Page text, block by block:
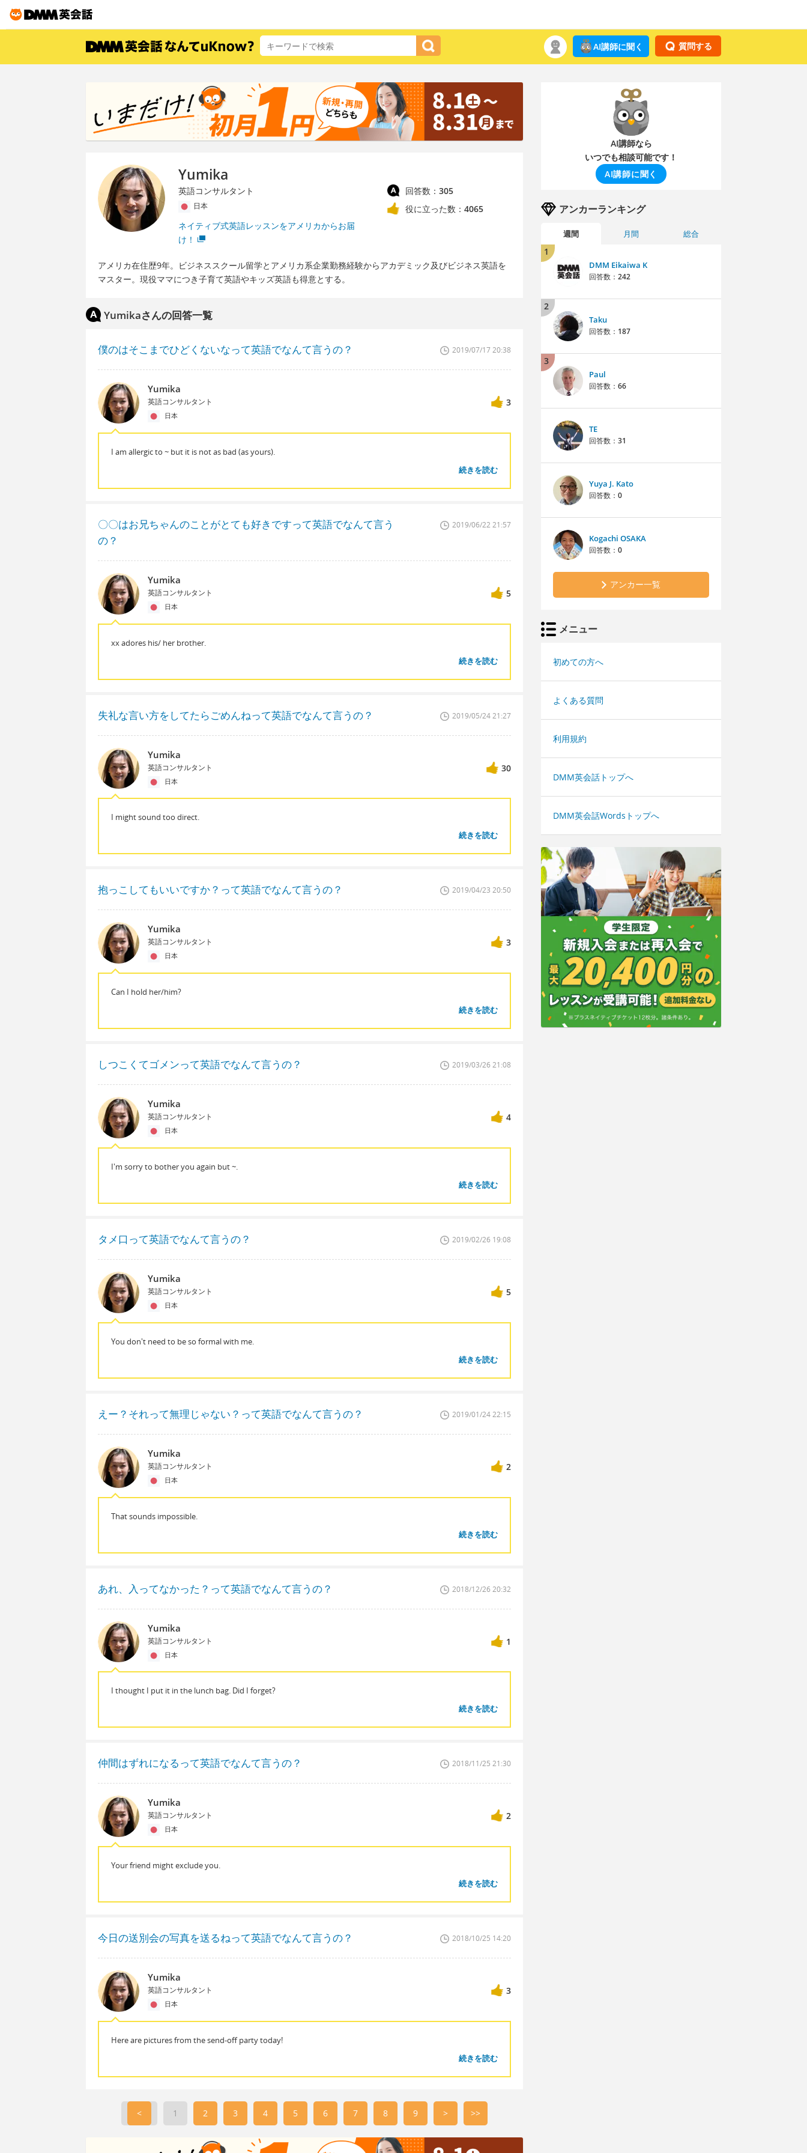
質問する
AI講師に聞く
Yumika
英語コンサルタント
日本
ネイティブ式英語レッスンをアメリカからお届
け！
回答数： 305
役に立った数： 4065
アメリカ在住歴9年。ビジネススクール留学とアメリカ系企業勤務経験からアカデミック及びビジネス英語を
マスター。現役ママにつき子育て英語やキッズ英語も得意とする。
Yumikaさんの回答一覧
僕のはそこまでひどくないなって英語でなんて言うの？ 2019/07/17 20:38
Yumika
英語コンサルタント
日本
3
I am allergic to ~ but it is not as bad (as yours).
続きを読む
〇〇はお兄ちゃんのことがとても好きですって英語でなんて言う
の？
2019/06/22 21:57
Yumika
英語コンサルタント
日本
5
xx adores his/ her brother.
続きを読む
失礼な言い方をしてたらごめんねって英語でなんて言うの？ 2019/05/24 21:27
Yumika
英語コンサルタント
日本
30
I might sound too direct.
続きを読む
抱っこしてもいいですか？って英語でなんて言うの？ 2019/04/23 20:50
Yumika
英語コンサルタント
日本
3
Can I hold her/him?
続きを読む
しつこくてゴメンって英語でなんて言うの？ 2019/03/26 21:08
Yumika
英語コンサルタント
日本
4
I'm sorry to bother you again but ~.
続きを読む
タメ口って英語でなんて言うの？ 2019/02/26 19:08
Yumika
英語コンサルタント
日本
5
You don't need to be so formal with me.
続きを読む
えー？それって無理じゃない？って英語でなんて言うの？ 2019/01/24 22:15
Yumika
英語コンサルタント
日本
2
That sounds impossible.
続きを読む
あれ、入ってなかった？って英語でなんて言うの？ 2018/12/26 20:32
Yumika
英語コンサルタント
日本
1
I thought I put it in the lunch bag. Did I forget?
続きを読む
仲間はずれになるって英語でなんて言うの？ 2018/11/25 21:30
Yumika
英語コンサルタント
日本
2
Your friend might exclude you.
続きを読む
今日の送別会の写真を送るねって英語でなんて言うの？ 2018/10/25 14:20
Yumika
英語コンサルタント
日本
3
Here are pictures from the send-off party today!
続きを読む
< 1 2 3 4 5 6 7 8 9 > >>
AI講師なら
いつでも相談可能です！
AI講師に聞く
アンカーランキング
週間 月間 総合
1
DMM Eikaiwa K
回答数： 242
2
Taku
回答数： 187
3
Paul
回答数： 66
TE
回答数： 31
Yuya J. Kato
回答数： 0
Kogachi OSAKA
回答数： 0
アンカー一覧
メニュー
初めての方へ
よくある質問
利用規約
DMM英会話トップへ
DMM英会話Wordsトップへ